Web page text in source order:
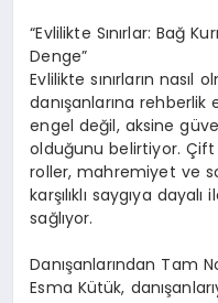
“Evlilikte Sınırlar: Bağ
Denge”
Evlilikte sınırların
danışanlarına rehberlik
engel değil, aksine
olduğunu belirtiyor. Çift
roller, mahremiyet ve
karşılıklı saygıya
sağlıyor.
Danışanlarından Tam
Esma Kütük,